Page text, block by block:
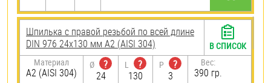
Шпилька с правой резьбой по всей длине
DIN 976 24х130 мм А2 (AISI 304)
Материал
А2 (AISI 304)
Ø
?
24
L
?
130
P
?
3
Вес:
390 гр.
В СПИСОК